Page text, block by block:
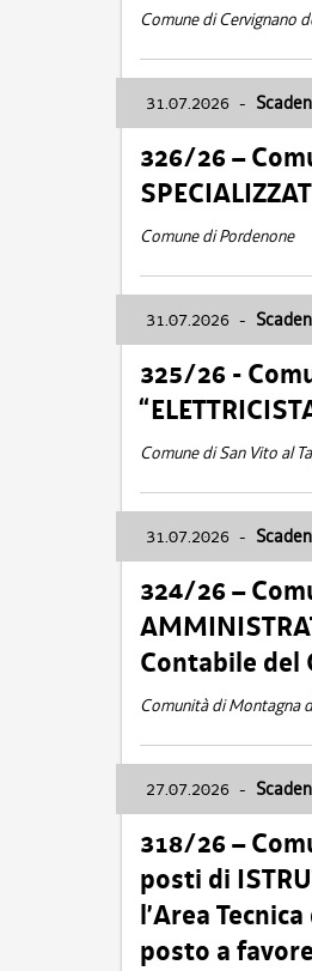
Comune di Cervignano
31.07.2026 -
326/26 –
Comune di Pordenone
31.07.2026 -
325/26 -
Comune di San Vito al
31.07.2026 -
324/26 –
Contabile del
Comunità di Montagna
27.07.2026 -
318/26 –
posti di
l’Area
posto a